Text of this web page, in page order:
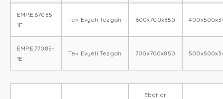
EMP.E.67085-
1E
Tek Evyeli Tezgah 600x700x850
EMP.E.77085-
1E
Tek Evyeli Tezgah 700x700x850
Ebatlar